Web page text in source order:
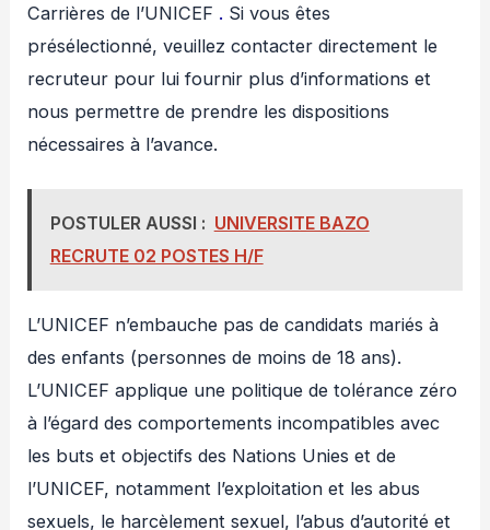
Carrières de l’UNICEF . Si vous êtes
présélectionné, veuillez contacter directement le
recruteur pour lui fournir plus d’informations et
nous permettre de prendre les dispositions
nécessaires à l’avance.
POSTULER AUSSI : UNIVERSITE BAZO
RECRUTE 02 POSTES H/F
L’UNICEF n’embauche pas de candidats mariés à
des enfants (personnes de moins de 18 ans).
L’UNICEF applique une politique de tolérance zéro
à l’égard des comportements incompatibles avec
les buts et objectifs des Nations Unies et de
l’UNICEF, notamment l’exploitation et les abus
sexuels, le harcèlement sexuel, l’abus d’autorité et